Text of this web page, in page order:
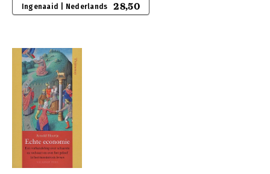
Ingenaaid | Nederlands 28,50